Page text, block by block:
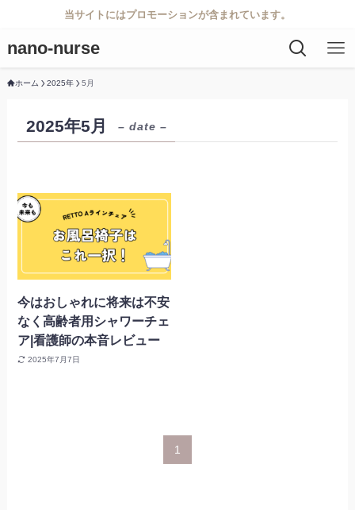
当サイトにはプロモーションが含まれています。
nano-nurse
ホーム 2025年 5月
2025年5月 – date –
今はおしゃれに将来は不安
なく高齢者用シャワーチェ
ア|看護師の本音レビュー
2025年7月7日
1